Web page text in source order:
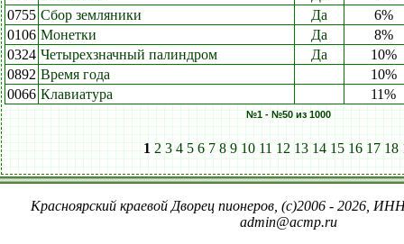
0755 Сбор земляники Да
6%
0106 Монетки Да
8%
0324 Четырехзначный палиндром Да
10%
0892 Время года
10%
0066 Клавиатура 11%
№1 - №50 из 1000
1 2 3 4 5 6 7 8 9 10 11 12 13 14 15 16 17 18
Красноярский краевой Дворец пионеров, (c)2006 - 2026,
admin@acmp.ru